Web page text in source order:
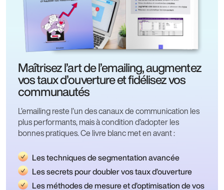
Maîtrisez l’art de l’emailing, augmentez
vos taux d’ouverture et fidélisez vos
communautés
L’emailing reste l’un des canaux de communication les
plus performants, mais à condition d’adopter les
bonnes pratiques. Ce livre blanc met en avant :
Les techniques de segmentation avancée
Les secrets pour doubler vos taux d’ouverture
Les méthodes de mesure et d’optimisation de vos